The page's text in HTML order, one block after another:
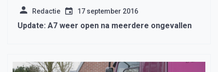
Redactie 17 september 2016
Update: A7 weer open na meerdere ongevallen